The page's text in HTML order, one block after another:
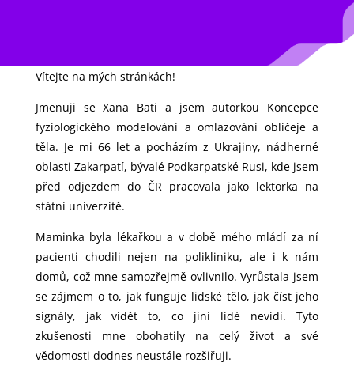
Vítejte na mých stránkách!
Jmenuji se Xana Bati a jsem autorkou Koncepce
fyziologického modelování a omlazování obličeje a
těla. Je mi 66 let a pocházím z Ukrajiny, nádherné
oblasti Zakarpatí, bývalé Podkarpatské Rusi, kde jsem
před odjezdem do ČR pracovala jako lektorka na
státní univerzitě.
Maminka byla lékařkou a v době mého mládí za ní
pacienti chodili nejen na polikliniku, ale i k nám
domů, což mne samozřejmě ovlivnilo. Vyrůstala jsem
se zájmem o to, jak funguje lidské tělo, jak číst jeho
signály, jak vidět to, co jiní lidé nevidí. Tyto
zkušenosti mne obohatily na celý život a své
vědomosti dodnes neustále rozšiřuji.